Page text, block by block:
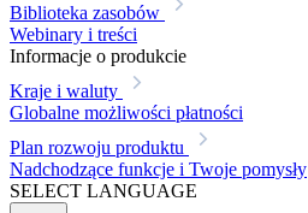
Biblioteka zasobów
Webinary i treści
Informacje o produkcie
Kraje i waluty
Globalne możliwości płatności
Plan rozwoju produktu
Nadchodzące funkcje i Twoje pomysły
SELECT LANGUAGE